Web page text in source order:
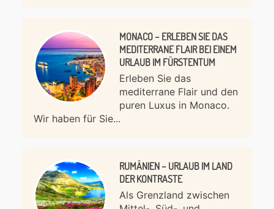
MONACO – ERLEBEN SIE DAS
MEDITERRANE FLAIR BEI EINEM
URLAUB IM FÜRSTENTUM
Erleben Sie das
mediterrane Flair und den
puren Luxus in Monaco.
Wir haben für Sie...
RUMÄNIEN – URLAUB IM LAND
DER KONTRASTE
Als Grenzland zwischen